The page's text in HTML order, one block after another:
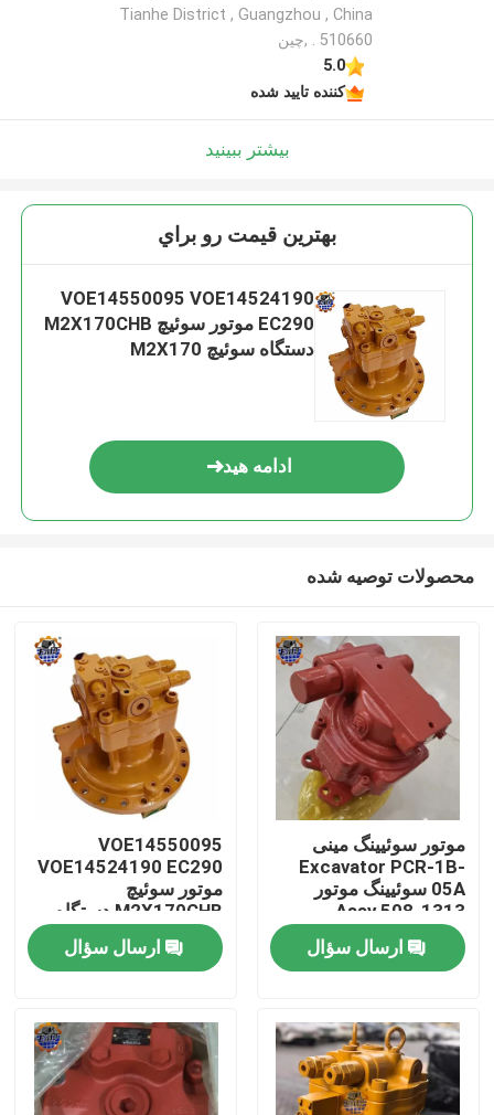
صفحه اصلی
محصولات
درباره ما
Tianhe District , Guangzhou , China
. 510660 ,چین
5.0
کننده تایید شده
بیشتر ببینید
بهترين قيمت رو براي
VOE14550095 VOE14524190
EC290 موتور سوئیچ M2X170CHB
دستگاه سوئیچ M2X170
ادامه هید
محصولات توصیه شده
موتور سوئیینگ مینی
Excavator PCR-1B-
05A سوئیینگ موتور
Assy 508-1313
ارسال سؤال
VOE14550095
VOE14524190 EC290
موتور سوئیچ
M2X170CHB دستگاه
سوئیچ M2X170
ارسال سؤال